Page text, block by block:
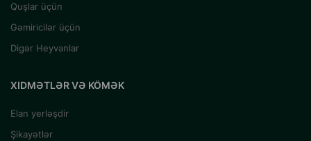
Quşlar üçün
Gəmiricilər üçün
Digər Heyvanlar
XIDMƏTLƏR VƏ KÖMƏK
Elan yerləşdir
Şikayətlər